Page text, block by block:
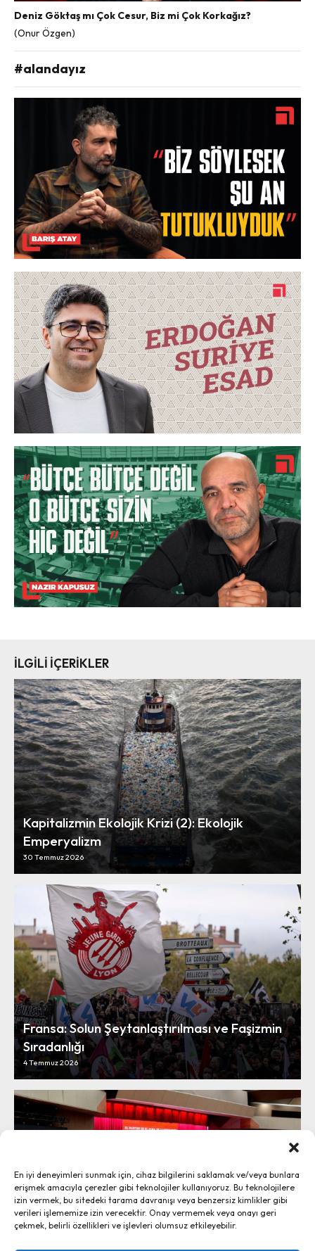
En iyi deneyimleri sunmak için, cihaz bilgilerini saklamak ve/veya bunlara
erişmek amacıyla çerezler gibi teknolojiler kullanıyoruz. Bu teknolojilere
izin vermek, bu sitedeki tarama davranışı veya benzersiz kimlikler gibi
verileri işlememize izin verecektir. Onay vermemek veya onayı geri
çekmek, belirli özellikleri ve işlevleri olumsuz etkileyebilir.
Deniz Göktaş mı Çok Cesur, Biz mi Çok Korkağız?
(Onur Özgen)
#alandayız
İLGİLİ İÇERİKLER
Kapitalizmin Ekolojik Krizi (2): Ekolojik
Emperyalizm
30 Temmuz 2026
Fransa: Solun Şeytanlaştırılması ve Faşizmin
Sıradanlığı
4 Temmuz 2026